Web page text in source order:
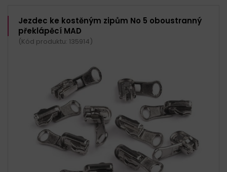
Jezdec ke kostěným zipům No 5 oboustranný
překlápěcí MAD
(Kód produktu: 135914)